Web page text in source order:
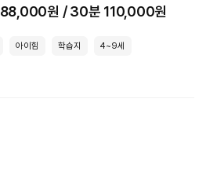
원 / 30분 110,000원
아이힘 학습지 4~9세